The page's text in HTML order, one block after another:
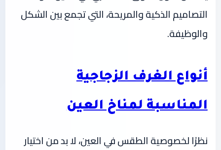
التصاميم الذكية والمريحة، التي تجمع بين الشكل
والوظيفة.
أنواع الغرف الزجاجية
المناسبة لمناخ العين
نظرًا لخصوصية الطقس في العين، لا بد من اختيار